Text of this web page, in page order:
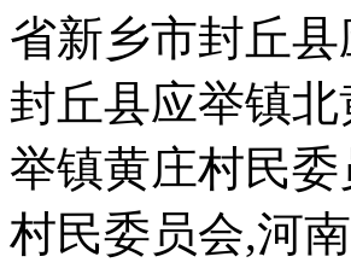
省新乡市封丘
封丘县应举镇
举镇黄庄村民
村民委员会,河